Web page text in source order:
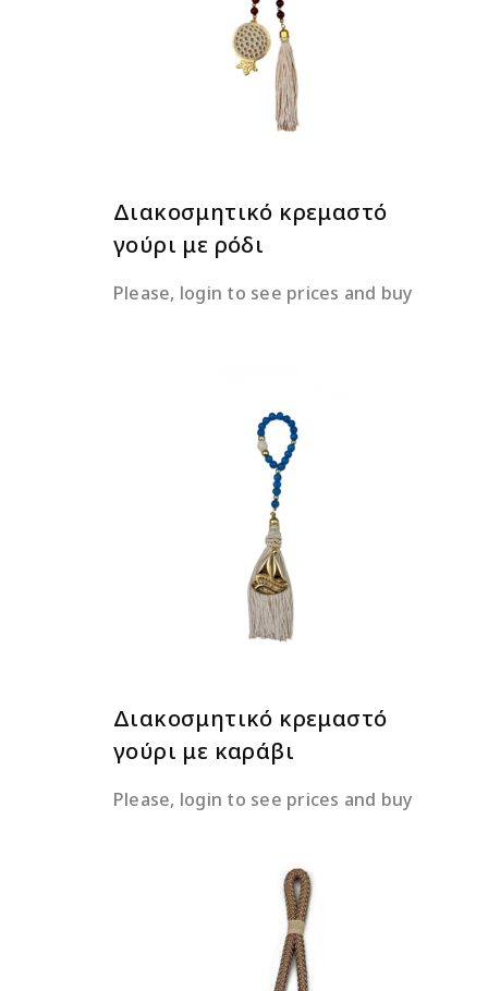
ΔΙΑΒΆΣΤΕ ΠΕΡΙΣΣΌΤΕΡΑ
Διακοσμητικό κρεμαστό
γούρι με ρόδι
Please, login to see prices and buy
ΔΙΑΒΆΣΤΕ ΠΕΡΙΣΣΌΤΕΡΑ
Διακοσμητικό κρεμαστό
γούρι με καράβι
Please, login to see prices and buy